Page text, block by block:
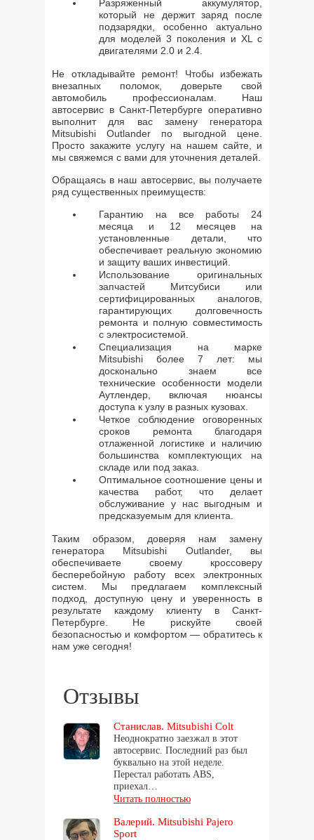
Разряженный аккумулятор,
который не держит заряд после
подзарядки, особенно актуально
для моделей 3 поколения и XL с
двигателями 2.0 и 2.4.
Не откладывайте ремонт! Чтобы избежать
внезапных поломок, доверьте свой
автомобиль профессионалам. Наш
автосервис в Санкт-Петербурге оперативно
выполнит для вас замену генератора
Mitsubishi Outlander по выгодной цене.
Просто закажите услугу на нашем сайте, и
мы свяжемся с вами для уточнения деталей.
Обращаясь в наш автосервис, вы получаете
ряд существенных преимуществ:
Гарантию на все работы 24
месяца и 12 месяцев на
установленные детали, что
обеспечивает реальную экономию
и защиту ваших инвестиций.
Использование оригинальных
запчастей Митсубиси или
сертифицированных аналогов,
гарантирующих долговечность
ремонта и полную совместимость
с электросистемой.
Специализация на марке
Mitsubishi более 7 лет: мы
досконально знаем все
технические особенности модели
Аутлендер, включая нюансы
доступа к узлу в разных кузовах.
Четкое соблюдение оговоренных
сроков ремонта благодаря
отлаженной логистике и наличию
большинства комплектующих на
складе или под заказ.
Оптимальное соотношение цены и
качества работ, что делает
обслуживание у нас выгодным и
предсказуемым для клиента.
Таким образом, доверяя нам замену
генератора Mitsubishi Outlander, вы
обеспечиваете своему кроссоверу
бесперебойную работу всех электронных
систем. Мы предлагаем комплексный
подход, доступную цену и уверенность в
результате каждому клиенту в Санкт-
Петербурге. Не рискуйте своей
безопасностью и комфортом — обратитесь к
нам уже сегодня!
Отзывы
Станислав. Mitsubishi Colt
Неоднократно заезжал в этот
автосервис. Последний раз был
буквально на этой неделе.
Перестал работать ABS,
приехал…
Читать полностью
Валерий. Mitsubishi Pajero
Sport